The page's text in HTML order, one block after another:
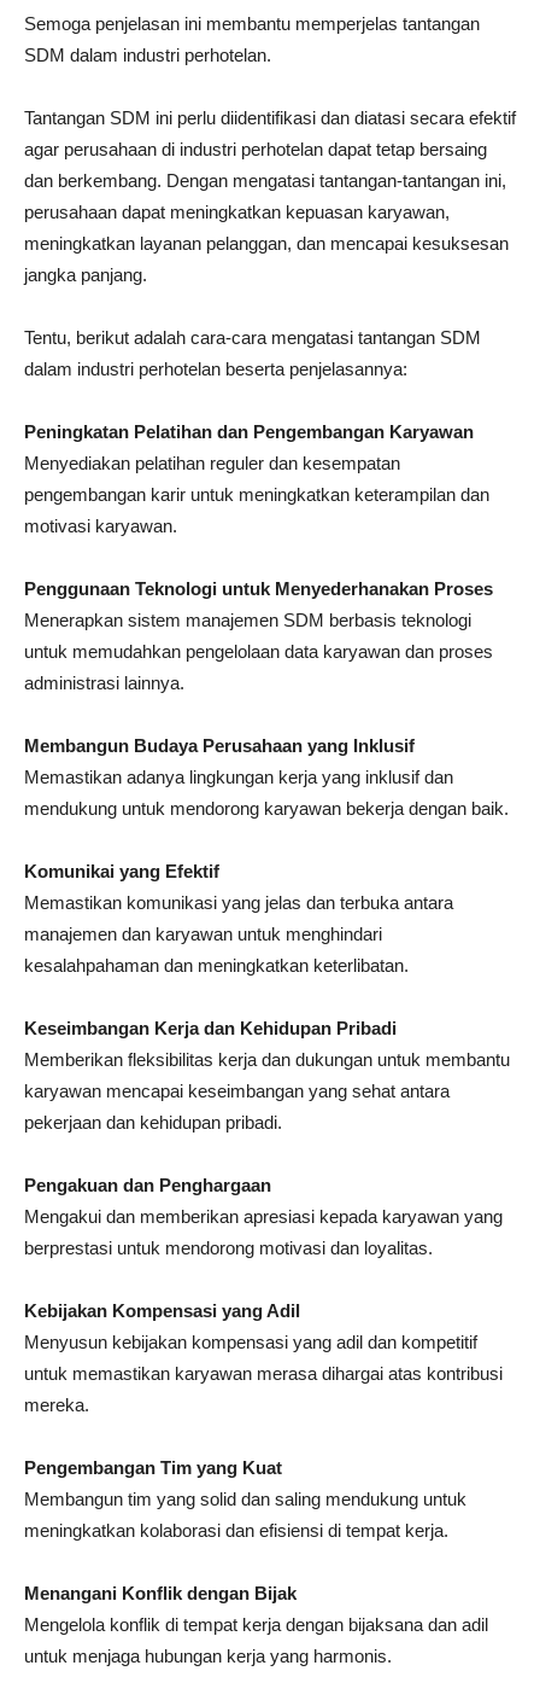
Semoga penjelasan ini membantu memperjelas tantangan
SDM dalam industri perhotelan.
Tantangan SDM ini perlu diidentifikasi dan diatasi secara efektif
agar perusahaan di industri perhotelan dapat tetap bersaing
dan berkembang. Dengan mengatasi tantangan-tantangan ini,
perusahaan dapat meningkatkan kepuasan karyawan,
meningkatkan layanan pelanggan, dan mencapai kesuksesan
jangka panjang.
Tentu, berikut adalah cara-cara mengatasi tantangan SDM
dalam industri perhotelan beserta penjelasannya:
Peningkatan Pelatihan dan Pengembangan Karyawan
Menyediakan pelatihan reguler dan kesempatan
pengembangan karir untuk meningkatkan keterampilan dan
motivasi karyawan.
Penggunaan Teknologi untuk Menyederhanakan Proses
Menerapkan sistem manajemen SDM berbasis teknologi
untuk memudahkan pengelolaan data karyawan dan proses
administrasi lainnya.
Membangun Budaya Perusahaan yang Inklusif
Memastikan adanya lingkungan kerja yang inklusif dan
mendukung untuk mendorong karyawan bekerja dengan baik.
Komunikai yang Efektif
Memastikan komunikasi yang jelas dan terbuka antara
manajemen dan karyawan untuk menghindari
kesalahpahaman dan meningkatkan keterlibatan.
Keseimbangan Kerja dan Kehidupan Pribadi
Memberikan fleksibilitas kerja dan dukungan untuk membantu
karyawan mencapai keseimbangan yang sehat antara
pekerjaan dan kehidupan pribadi.
Pengakuan dan Penghargaan
Mengakui dan memberikan apresiasi kepada karyawan yang
berprestasi untuk mendorong motivasi dan loyalitas.
Kebijakan Kompensasi yang Adil
Menyusun kebijakan kompensasi yang adil dan kompetitif
untuk memastikan karyawan merasa dihargai atas kontribusi
mereka.
Pengembangan Tim yang Kuat
Membangun tim yang solid dan saling mendukung untuk
meningkatkan kolaborasi dan efisiensi di tempat kerja.
Menangani Konflik dengan Bijak
Mengelola konflik di tempat kerja dengan bijaksana dan adil
untuk menjaga hubungan kerja yang harmonis.